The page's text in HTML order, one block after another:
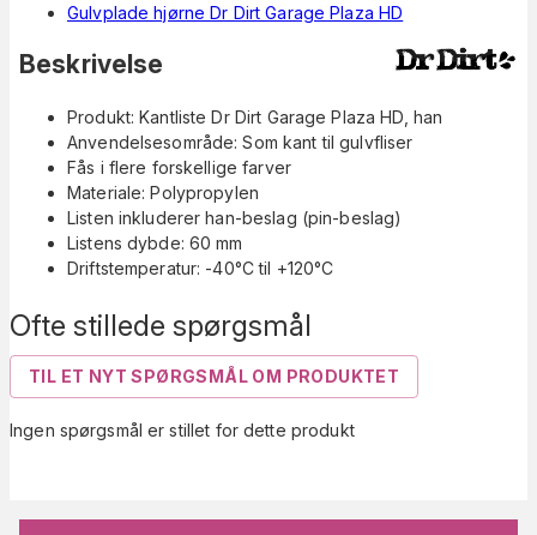
Ofte stillede spørgsmål
TIL ET NYT SPØRGSMÅL OM PRODUKTET
Ingen spørgsmål er stillet for dette produkt
Gulvplade hjørne Dr Dirt Garage Plaza HD
Beskrivelse
Produkt: Kantliste Dr Dirt Garage Plaza HD, han
Anvendelsesområde: Som kant til gulvfliser
Fås i flere forskellige farver
Materiale: Polypropylen
Listen inkluderer han-beslag (pin-beslag)
Listens dybde: 60 mm
Driftstemperatur: -40°C til +120°C